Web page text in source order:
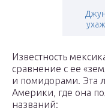
Известность
сравнение с ее
и помидорами. Эта
Америки, где она
названий: